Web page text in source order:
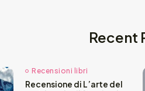
Recent
Recensioni libri
Recensione di L’arte del